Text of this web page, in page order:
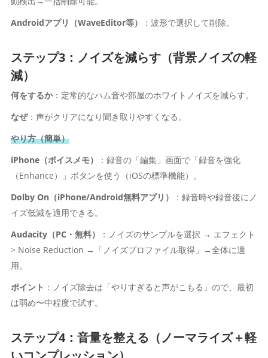
Androidアプリ（WaveEditor等）
：波形で選択して削除。
ステップ3：ノイズを減らす（背景ノイズの軽
減）
何をするか：定常的なハム音や部屋のホワイトノイズを減らす。
なぜ：声がクリアになり聞き取りやすくなる。
やり方（簡単）
iPhone（ボイスメモ）
：録音の「編集」画面で「録音を強化
（Enhance）」ボタンを使う（iOSの標準機能）。
Dolby On（iPhone/Android無料アプリ）
：録音時や録音後にノ
イズ低減を適用できる。
Audacity（PC・無料）
：ノイズのサンプルを選択 → エフェクト
> Noise Reduction →「ノイズプロファイル取得」→全体に適
用。
ポイント ：ノイズ除去は「やりすぎると声がこもる」ので、最初
は弱め〜中程度で試す。
ステップ4：音量を整える（ノーマライズ＋軽